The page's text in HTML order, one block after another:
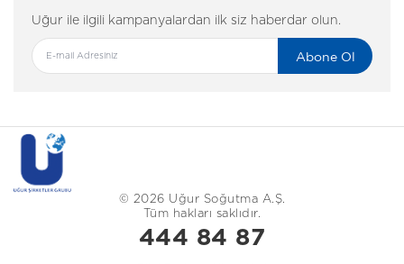
Uğur ile ilgili kampanyalardan ilk siz haberdar olun.
Abone Ol
© 2026 Uğur Soğutma A.Ş.
Tüm hakları saklıdır.
444 84 87